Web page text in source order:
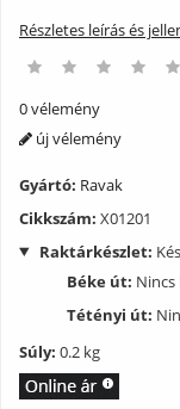
Részletes leírás és
0 vélemény
új vélemény
Gyártó: Ravak
Cikkszám: X01201
Raktárkészlet:
Béke út: Nincs
Tétényi út:
Súly: 0.2 kg